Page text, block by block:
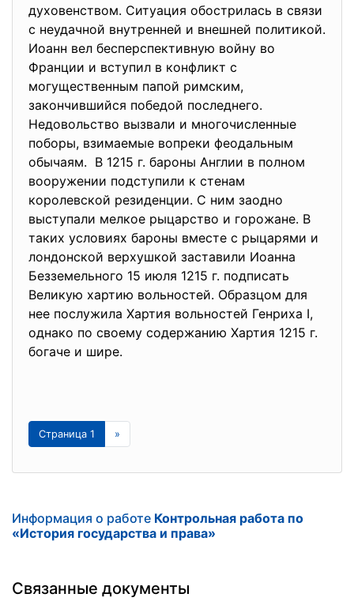
духовенством. Ситуация обострилась в связи
с неудачной внутренней и внешней политикой.
Иоанн вел бесперспективную войну во
Франции и вступил в конфликт с
могущественным папой римским,
закончившийся победой последнего.
Недовольство вызвали и многочисленные
поборы, взимаемые вопреки феодальным
обычаям. В 1215 г. бароны Англии в полном
вооружении подступили к стенам
королевской резиденции. С ним заодно
выступали мелкое рыцарство и горожане. В
таких условиях бароны вместе с рыцарями и
лондонской верхушкой заставили Иоанна
Безземельного 15 июля 1215 г. подписать
Великую хартию вольностей. Образцом для
нее послужила Хартия вольностей Генриха I,
однако по своему содержанию Хартия 1215 г.
богаче и шире.
Страница 1 »
Информация о работе Контрольная работа по
«История государства и права»
Связанные документы